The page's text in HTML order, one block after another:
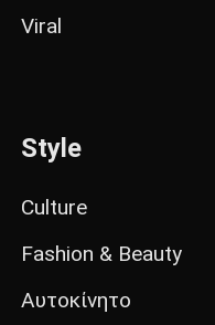
Viral
Style
Culture
Fashion & Beauty
Αυτοκίνητο